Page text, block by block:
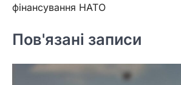
фінансування НАТО
Пов'язані записи